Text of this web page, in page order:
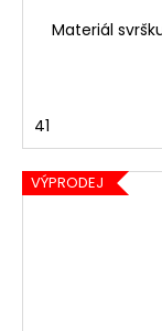
Materiál
41
VÝPRODEJ